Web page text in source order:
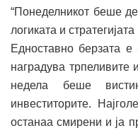
“Понеделникот беше
логиката и
Едноставно берзата
наградува
недела беше
инвеститорите.
останаа смирени и ја